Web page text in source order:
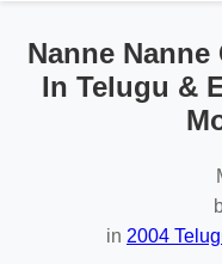
Nanne
In Telugu &
in 2004